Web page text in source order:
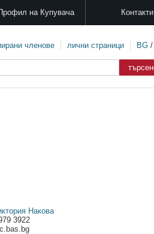
на Купувача Контакти
членове лични страници BG /
Накова
3922